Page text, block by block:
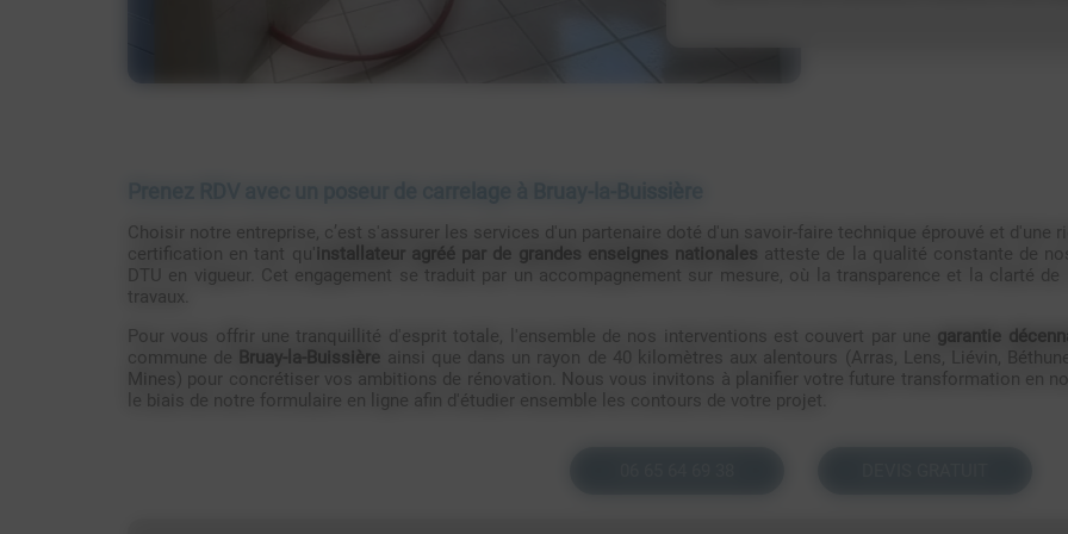
Choisir notre entreprise, c’est s'assurer les services d'un partenaire doté d'un savoir-faire technique éprouvé et d'une
certification en tant qu' installateur agréé par de grandes enseignes nationales atteste de la qualité constante de
DTU en vigueur. Cet engagement se traduit par un accompagnement sur mesure, où la transparence et la clarté
travaux.
Pour vous offrir une tranquillité d'esprit totale, l'ensemble de nos interventions est couvert par une garantie
commune de Bruay-la-Buissière ainsi que dans un rayon de 40 kilomètres aux alentours (Arras, Lens, Liévin,
Mines) pour concrétiser vos ambitions de rénovation. Nous vous invitons à planifier votre future transformation en
le biais de notre formulaire en ligne afin d'étudier ensemble les contours de votre projet.